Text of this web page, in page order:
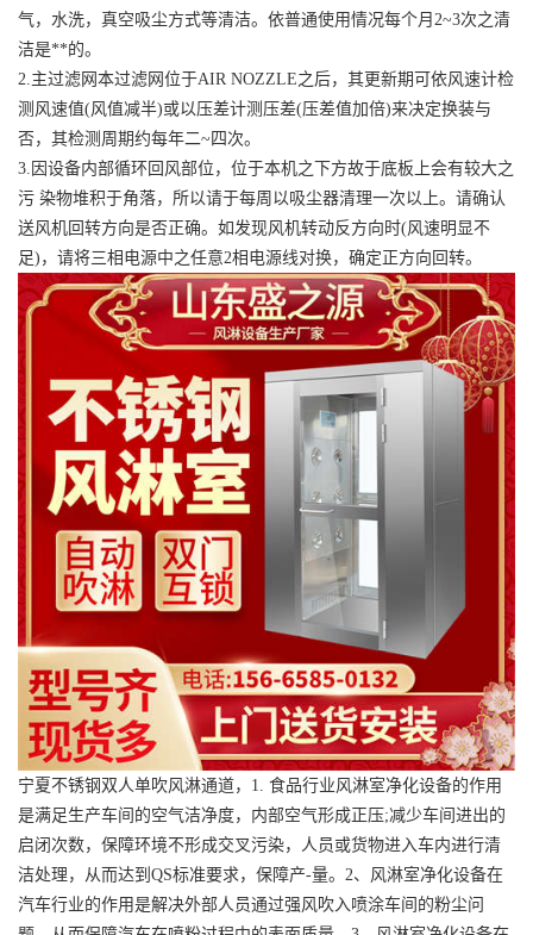
气，水洗，真空吸尘方式等清洁。依普通使用情况每个月2~3次之清
洁是**的。
2.主过滤网本过滤网位于AIR NOZZLE之后，其更新期可依风速计检
测风速值(风值减半)或以压差计测压差(压差值加倍)来决定换装与
否，其检测周期约每年二~四次。
3.因设备内部循环回风部位，位于本机之下方故于底板上会有较大之
污 染物堆积于角落，所以请于每周以吸尘器清理一次以上。请确认
送风机回转方向是否正确。如发现风机转动反方向时(风速明显不
足)，请将三相电源中之任意2相电源线对换，确定正方向回转。
宁夏不锈钢双人单吹风淋通道，1. 食品行业风淋室净化设备的作用
是满足生产车间的空气洁净度，内部空气形成正压;减少车间进出的
启闭次数，保障环境不形成交叉污染，人员或货物进入车内进行清
洁处理，从而达到QS标准要求，保障产-量。2、风淋室净化设备在
汽车行业的作用是解决外部人员通过强风吹入喷涂车间的粉尘问